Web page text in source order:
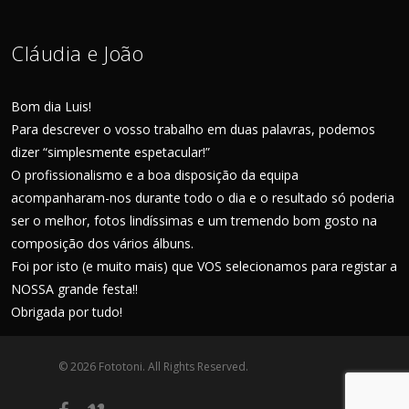
Cláudia e João
Bom dia Luis!
Para descrever o vosso trabalho em duas palavras, podemos
dizer “simplesmente espetacular!”
O profissionalismo e a boa disposição da equipa
acompanharam-nos durante todo o dia e o resultado só poderia
ser o melhor, fotos lindíssimas e um tremendo bom gosto na
composição dos vários álbuns.
Foi por isto (e muito mais) que VOS selecionamos para registar a
NOSSA grande festa!!
Obrigada por tudo!
© 2026 Fototoni. All Rights Reserved.